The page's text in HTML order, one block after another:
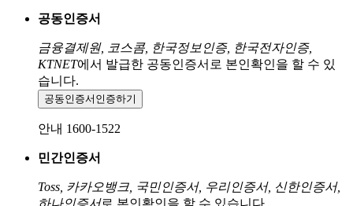
공동인증서
금융결제원, 코스콤, 한국정보인증, 한국전자인증,
KTNET에서 발급한 공동인증서로 본인확인을 할 수 있
습니다.
공동인증서 인증하기
안내 1600-1522
민간인증서
Toss, 카카오뱅크, 국민인증서, 우리인증서, 신한인증서,